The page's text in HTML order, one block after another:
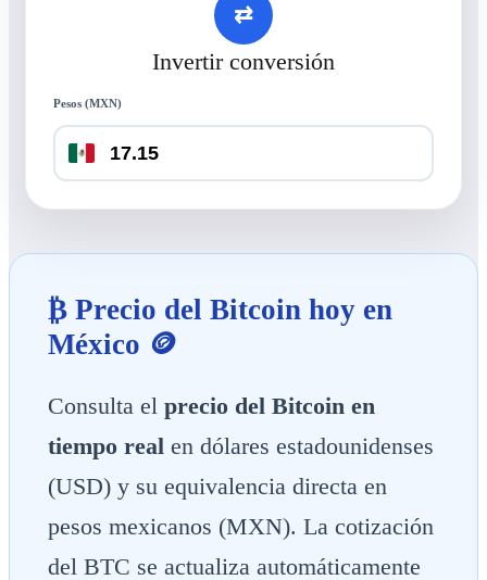
⇄
Invertir conversión
Pesos (MXN)
₿ Precio del Bitcoin hoy en
México 🪙
Consulta el precio del Bitcoin en
tiempo real en dólares estadounidenses
(USD) y su equivalencia directa en
pesos mexicanos (MXN). La cotización
del BTC se actualiza automáticamente